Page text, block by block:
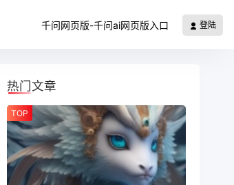
千问网页版-千问ai网页版入口 登陆
热门文章
TOP